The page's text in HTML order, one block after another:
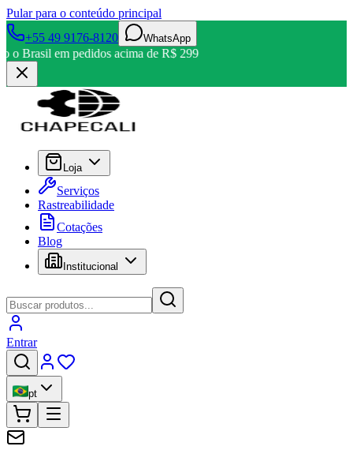
Pular para o conteúdo principal
+55 49 9176-8120
WhatsApp
o Brasil em pedidos acima de R$ 299
Loja
Serviços
Rastreabilidade
Cotações
Blog
Institucional
Entrar
pt